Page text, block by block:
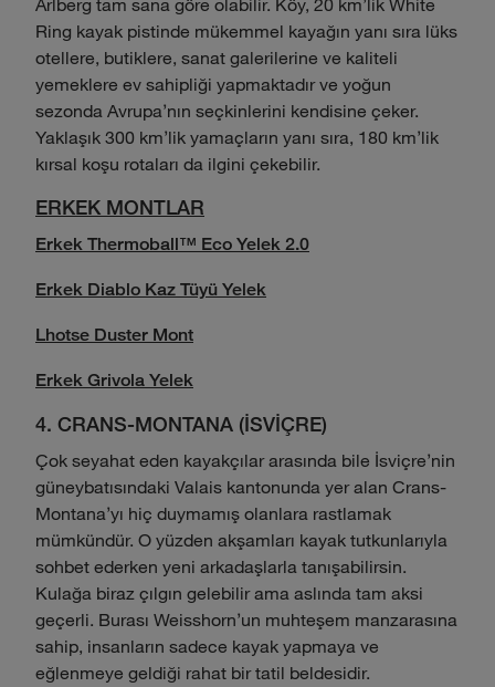
Ring kayak pistinde mükemmel kayağın yanı sıra lüks
otellere, butiklere, sanat galerilerine ve kaliteli
yemeklere ev sahipliği yapmaktadır ve yoğun
sezonda Avrupa'nın seçkinlerini kendisine çeker.
Yaklaşık 300 km'lik yamaçların yanı sıra, 180 km'lik
kırsal koşu rotaları da ilgini çekebilir.
ERKEK MONTLAR
Erkek Thermoball™ Eco Yelek 2.0
Erkek Diablo Kaz Tüyü Yelek
Lhotse Duster Mont
Erkek Grivola Yelek
4. CRANS-MONTANA (İSVİÇRE)
Çok seyahat eden kayakçılar arasında bile İsviçre'nin
güneybatısındaki Valais kantonunda yer alan Crans-
Montana'yı hiç duymamış olanlara rastlamak
mümkündür. O yüzden akşamları kayak tutkunlarıyla
sohbet ederken yeni arkadaşlarla tanışabilirsin.
Kulağa biraz çılgın gelebilir ama aslında tam aksi
geçerli. Burası Weisshorn'un muhteşem manzarasına
sahip, insanların sadece kayak yapmaya ve
eğlenmeye geldiği rahat bir tatil beldesidir.